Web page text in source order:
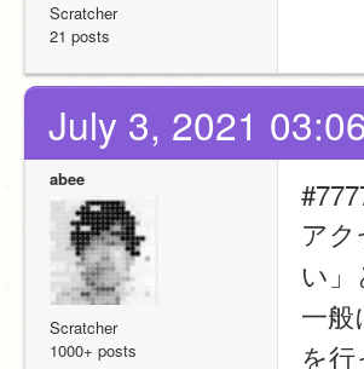
Scratcher
21 posts
July 3, 2021
abee
Scratcher
1000+ posts
ア
い
一
を